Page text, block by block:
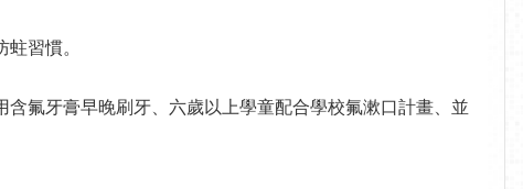
習慣。
氟牙膏早晚刷牙、六歲以上學童配合學校氟漱口計畫、並